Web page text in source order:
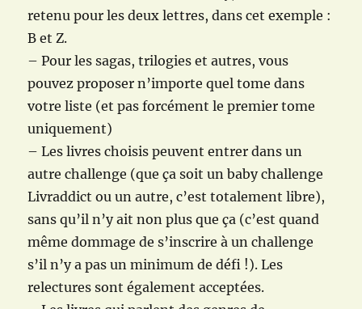
retenu pour les deux lettres, dans cet exemple :
B et Z.
– Pour les sagas, trilogies et autres, vous
pouvez proposer n’importe quel tome dans
votre liste (et pas forcément le premier tome
uniquement)
– Les livres choisis peuvent entrer dans un
autre challenge (que ça soit un baby challenge
Livraddict ou un autre, c’est totalement libre),
sans qu’il n’y ait non plus que ça (c’est quand
même dommage de s’inscrire à un challenge
s’il n’y a pas un minimum de défi !). Les
relectures sont également acceptées.